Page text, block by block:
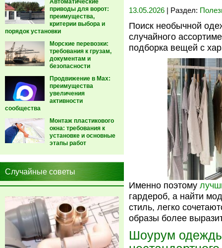
Автоматические
приводы для ворот:
преимущества,
критерии выбора и
порядок установки
Морские перевозки:
требования к грузам,
документам и
безопасности
Продвижение в Max:
преимущества
увеличения
активности
сообщества
Монтаж пластикового
окна: требования к
установке и основные
этапы работ
Случайные советы
13.05.2026 | Раздел:
Поиск необычной
случайного
подборка вещей с
Именно поэтому
гардероб, а найти
стиль, легко
образы более
Шоурум одежды